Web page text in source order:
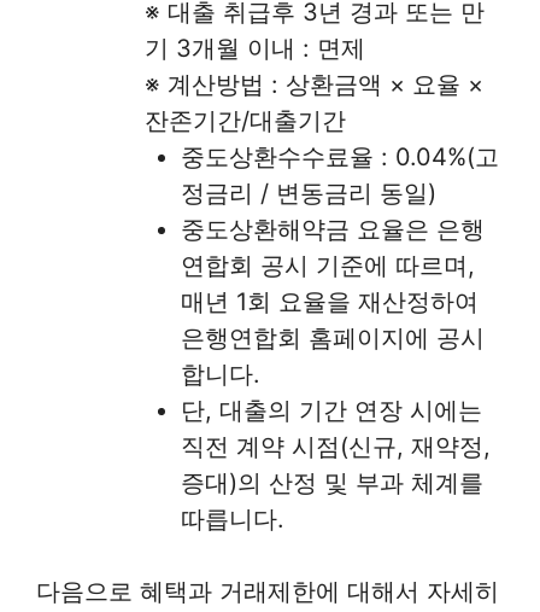
※ 대출 취급후 3년 경과 또는 만
기 3개월 이내 : 면제
※ 계산방법 : 상환금액 × 요율 ×
잔존기간/대출기간
중도상환수수료율 : 0.04%(고
정금리 / 변동금리 동일)
중도상환해약금 요율은 은행
연합회 공시 기준에 따르며,
매년 1회 요율을 재산정하여
은행연합회 홈페이지에 공시
합니다.
단, 대출의 기간 연장 시에는
직전 계약 시점(신규, 재약정,
증대)의 산정 및 부과 체계를
따릅니다.
다음으로 혜택과 거래제한에 대해서 자세히